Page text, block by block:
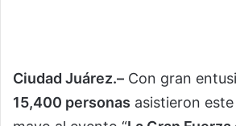
Ciudad Juárez.– Con gran
15,400 personas asistieron